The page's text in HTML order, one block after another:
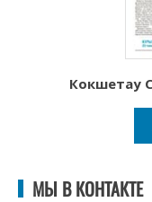
Кокшетау
МЫ В КОНТАКТЕ